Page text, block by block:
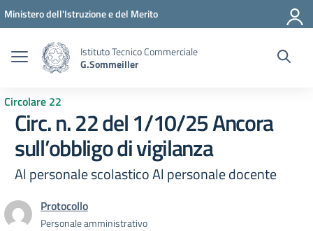
Vai ai contenuti
Vai al menu di navigazione
Vai al footer
Ministero dell'Istruzione e del Merito
Istituto Tecnico Commerciale
G.Sommeiller
Circolare 22
Circ. n. 22 del 1/10/25 Ancora
sull’obbligo di vigilanza
Al personale scolastico Al personale docente
Protocollo
Personale amministrativo